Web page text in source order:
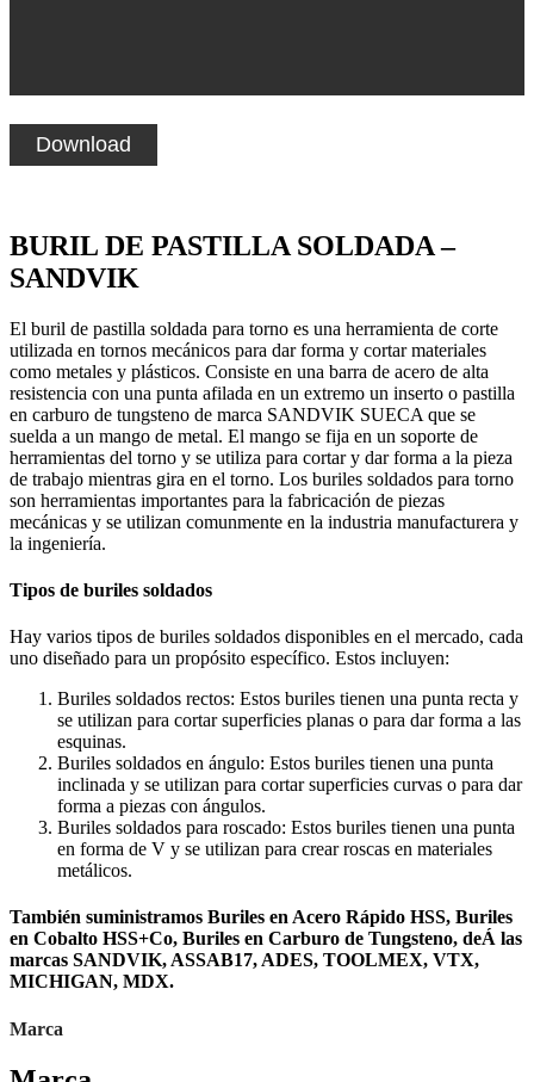
Download
BURIL DE PASTILLA SOLDADA –
SANDVIK
El buril de pastilla soldada para torno es una herramienta de corte
utilizada en tornos mecánicos para dar forma y cortar materiales
como metales y plásticos. Consiste en una barra de acero de alta
resistencia con una punta afilada en un extremo un inserto o pastilla
en carburo de tungsteno de marca SANDVIK SUECA que se
suelda a un mango de metal. El mango se fija en un soporte de
herramientas del torno y se utiliza para cortar y dar forma a la pieza
de trabajo mientras gira en el torno. Los buriles soldados para torno
son herramientas importantes para la fabricación de piezas
mecánicas y se utilizan comunmente en la industria manufacturera y
la ingenierí­a.
Tipos de buriles soldados
Hay varios tipos de buriles soldados disponibles en el mercado, cada
uno diseñado para un propósito especí­fico. Estos incluyen:
Buriles soldados rectos: Estos buriles tienen una punta recta y
se utilizan para cortar superficies planas o para dar forma a las
esquinas.
Buriles soldados en ángulo: Estos buriles tienen una punta
inclinada y se utilizan para cortar superficies curvas o para dar
forma a piezas con ángulos.
Buriles soldados para roscado: Estos buriles tienen una punta
en forma de V y se utilizan para crear roscas en materiales
metálicos.
También suministramos Buriles en Acero Rápido HSS, Buriles
en Cobalto HSS+Co, Buriles en Carburo de Tungsteno, deÁ las
marcas SANDVIK, ASSAB17, ADES, TOOLMEX, VTX,
MICHIGAN, MDX.
Marca